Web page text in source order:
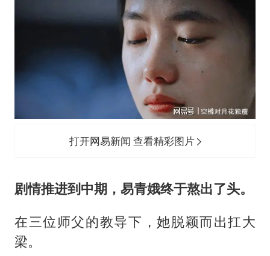
打开网易新闻 查看精彩图片
剧情推进到中期，易青娥终于熬出了头。
在三位师父的教导下，她脱颖而出扛大
梁。